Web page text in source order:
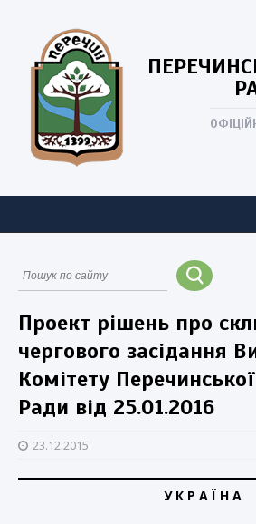
Проект рішень про
чергового засідання
Комітету
Ради від 25.01.2016
23.12.2015
У К Р А Ї Н А